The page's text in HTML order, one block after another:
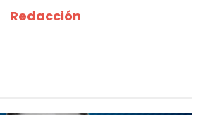
Redacción